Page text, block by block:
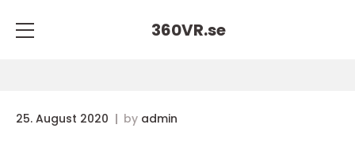
360VR.se
25. August 2020 by admin